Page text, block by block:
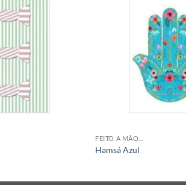
FEITO A MÃO...
Hamsá Azul